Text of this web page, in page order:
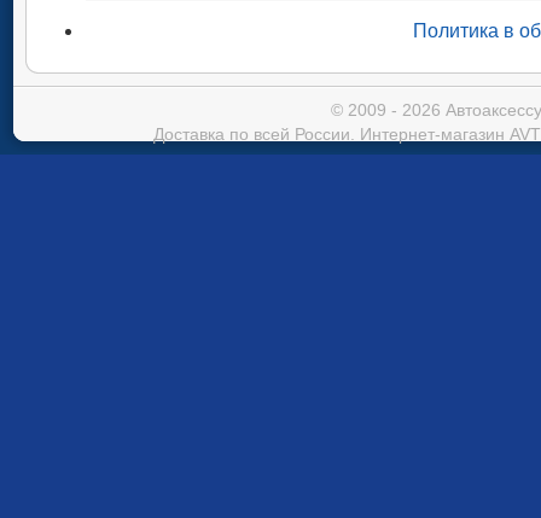
Политика в
© 2009 - 2026
Доставка по всей России. Интернет-магазин